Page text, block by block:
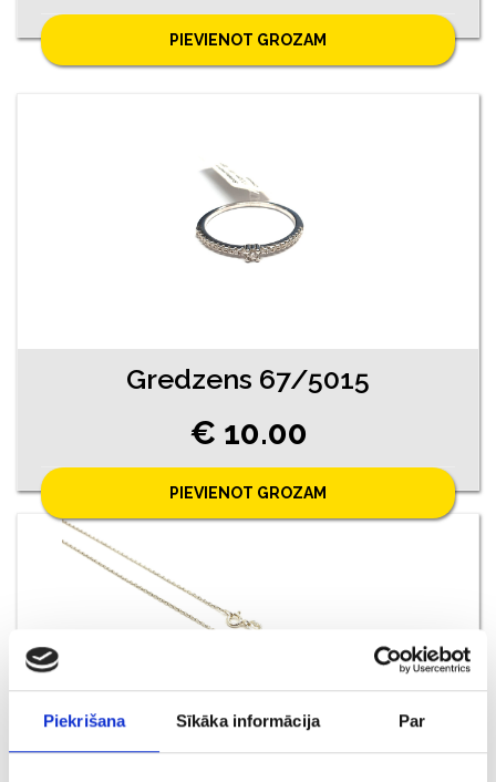
Piekrišana Sīkāka informācija Par
PIEVIENOT GROZAM
Gredzens 67/5015
€ 10.00
PIEVIENOT GROZAM